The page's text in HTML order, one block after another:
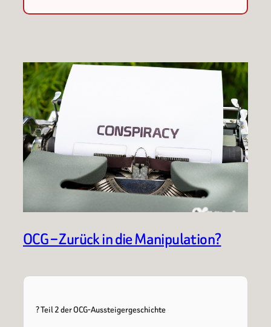
OCG – Zurück in die Manipulation?
? Teil 2 der OCG-Aussteigergeschichte